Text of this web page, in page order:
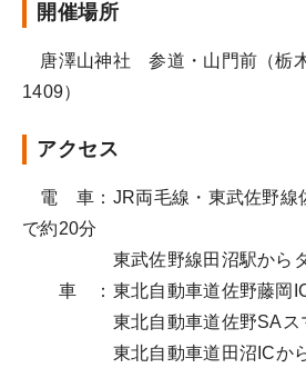
開催場所
唐澤山神社 参道・山門前（栃
1409）
アクセス
電 車：JR両毛線・東武佐野線
で約20分
東武佐野線田沼駅からタ
車 ：東北自動車道佐野藤岡IC
東北自動車道佐野SAスマ
東北自動車道田沼ICから